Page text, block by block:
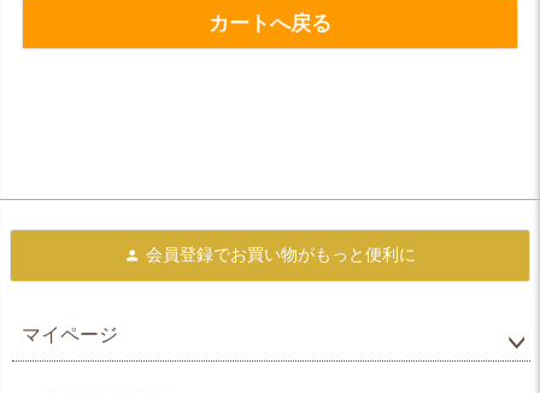
カートへ戻る
会員登録でお買い物がもっと便利に
マイページ